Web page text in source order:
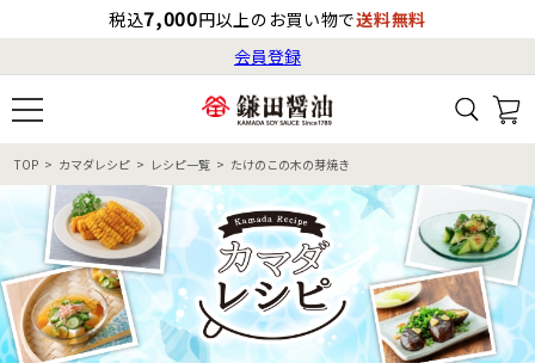
税込7,000円以上のお買い物で送料無料
会員登録
ログイン
会員登録
すべての商品一覧
商品カテゴリ
ギフト
すべてから検索
商品検索
カタログ番号・記号検索
レシピ検索
TOP カマダレシピ レシピ一覧 たけのこの木の芽焼き
最短お届け日（国内）の目安
8月8日
13:00
へのお届け予定日は
8月9日（日）です。